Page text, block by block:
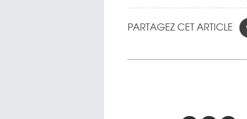
PARTAGEZ CET ARTICLE